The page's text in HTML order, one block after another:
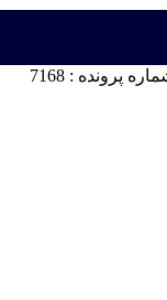
پرونده : 7168